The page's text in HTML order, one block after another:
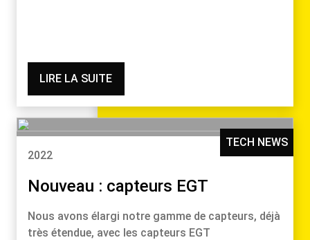
LIRE LA SUITE
TECH NEWS
2022
Nouveau : capteurs EGT
Nous avons élargi notre gamme de capteurs, déjà
très étendue, avec les capteurs EGT